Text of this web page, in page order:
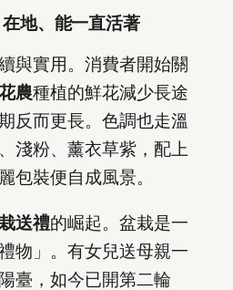
地、能一直活著
與實用。消費者開始關
農種植的鮮花減少長途
反而更長。色調也走溫
粉、薰衣草紫，配上
包裝便自成風景。
送禮的崛起。盆栽是一
物」。有女兒送母親一
臺，如今已開第二輪